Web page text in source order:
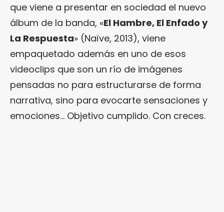
que viene a presentar en sociedad el nuevo
álbum de la banda, «El Hambre, El Enfado y
La Respuesta» (Naïve, 2013), viene
empaquetado además en uno de esos
videoclips que son un río de imágenes
pensadas no para estructurarse de forma
narrativa, sino para evocarte sensaciones y
emociones… Objetivo cumplido. Con creces.